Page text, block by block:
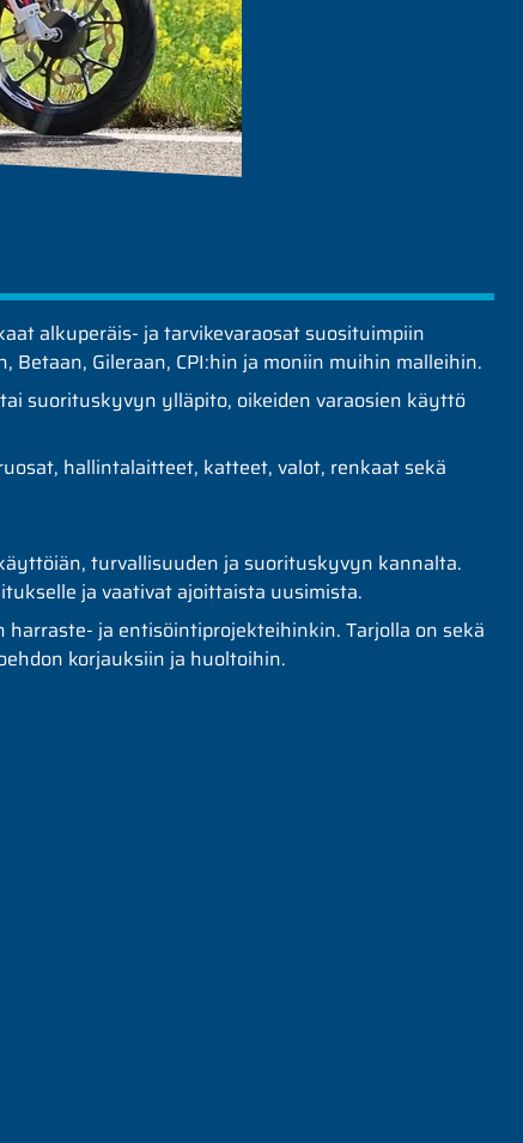
alkuperäis- ja tarvikevaraosat suosituimpiin
Betaan, Gileraan, CPI:hin ja moniin muihin malleihin.
suorituskyvyn ylläpito, oikeiden varaosien käyttö
hallintalaitteet, katteet, valot, renkaat sekä
turvallisuuden ja suorituskyvyn kannalta.
ja vaativat ajoittaista uusimista.
ja entisöintiprojekteihinkin. Tarjolla on sekä
korjauksiin ja huoltoihin.